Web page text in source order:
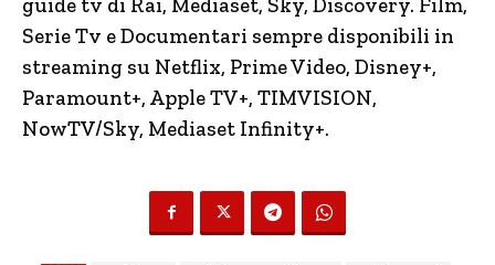
Serie Tv e Documentari sempre disponibili in
streaming su Netflix, Prime Video, Disney+,
Paramount+, Apple TV+, TIMVISION,
NowTV/Sky, Mediaset Infinity+.